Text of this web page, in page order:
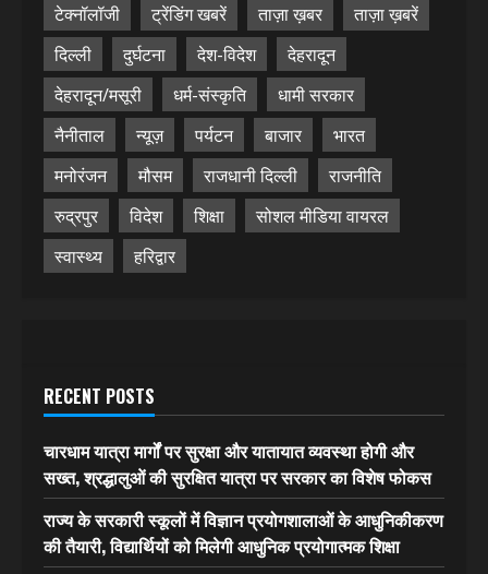
टेक्नॉलॉजी
ट्रेंडिंग खबरें ताज़ा ख़बर
ताज़ा ख़बरें
दिल्ली
दुर्घटना देश-विदेश
देहरादून
देहरादून/मसूरी
धर्म-संस्कृति
धामी सरकार
नैनीताल
न्यूज़ पर्यटन बाजार
भारत
मनोरंजन
मौसम राजधानी दिल्ली
राजनीति
रुद्रपुर
विदेश शिक्षा
सोशल मीडिया वायरल
स्वास्थ्य
हरिद्वार
RECENT POSTS
चारधाम यात्रा मार्गों पर सुरक्षा और यातायात व्यवस्था होगी और
सख्त, श्रद्धालुओं की सुरक्षित यात्रा पर सरकार का विशेष फोकस
राज्य के सरकारी स्कूलों में विज्ञान प्रयोगशालाओं के आधुनिकीकरण
की तैयारी, विद्यार्थियों को मिलेगी आधुनिक प्रयोगात्मक शिक्षा